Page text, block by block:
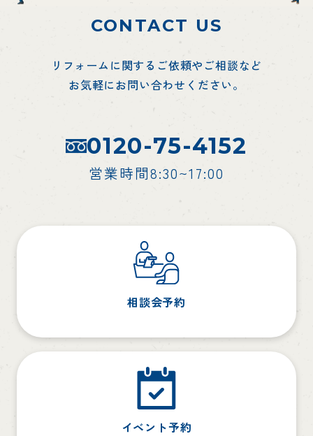
CONTACT US
リフォームに関するご依頼やご相談など
お気軽にお問い合わせください。
0120-75-4152
営業時間8:30~17:00
相談会予約
イベント予約